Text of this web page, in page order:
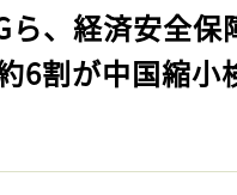
ら、経済安全
6割が中国縮小